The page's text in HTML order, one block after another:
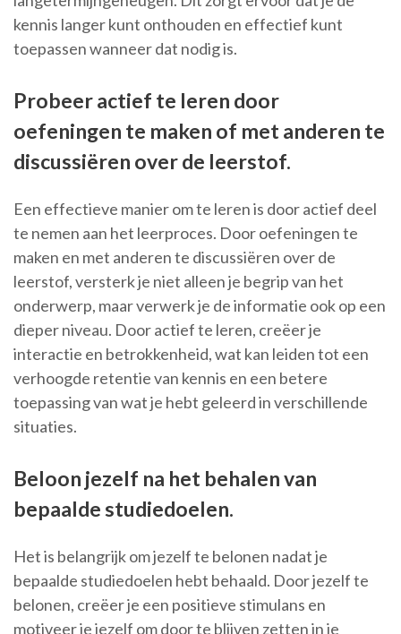
kennis langer kunt onthouden en effectief kunt
toepassen wanneer dat nodig is.
Probeer actief te leren door
oefeningen te maken of met anderen te
discussiëren over de leerstof.
Een effectieve manier om te leren is door actief deel
te nemen aan het leerproces. Door oefeningen te
maken en met anderen te discussiëren over de
leerstof, versterk je niet alleen je begrip van het
onderwerp, maar verwerk je de informatie ook op een
dieper niveau. Door actief te leren, creëer je
interactie en betrokkenheid, wat kan leiden tot een
verhoogde retentie van kennis en een betere
toepassing van wat je hebt geleerd in verschillende
situaties.
Beloon jezelf na het behalen van
bepaalde studiedoelen.
Het is belangrijk om jezelf te belonen nadat je
bepaalde studiedoelen hebt behaald. Door jezelf te
belonen, creëer je een positieve stimulans en
motiveer je jezelf om door te blijven zetten in je